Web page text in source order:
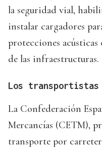
la seguridad vial,
instalar cargadores
protecciones
de las infraestructuras.
Los transportistas
La Confederación
Mercancías (CETM),
transporte por